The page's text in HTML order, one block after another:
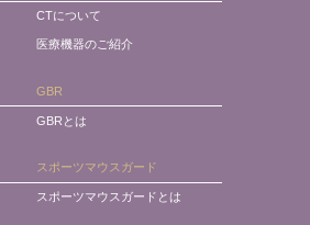
CTについて
医療機器のご紹介
GBR
GBRとは
スポーツマウスガード
スポーツマウスガードとは